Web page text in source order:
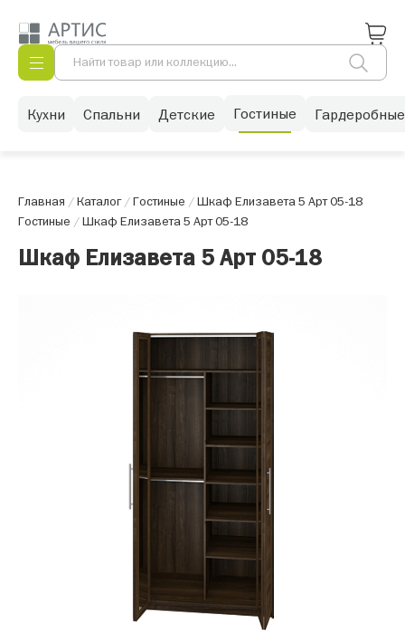
Кухни Спальни Детские Гостиные Гардеробные
Главная /Каталог/Гостиные /Шкаф Елизавета 5 Арт 05-18
Гостиные /Шкаф Елизавета 5 Арт 05-18
Шкаф Елизавета 5 Арт 05-18